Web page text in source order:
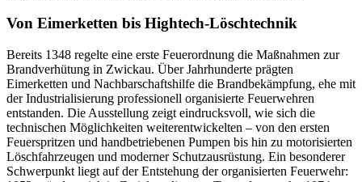
Von Eimerketten bis Hightech-Löschtechnik
Bereits 1348 regelte eine erste Feuerordnung die Maßnahmen zur
Brandverhütung in Zwickau. Über Jahrhunderte prägten
Eimerketten und Nachbarschaftshilfe die Brandbekämpfung, ehe mit
der Industrialisierung professionell organisierte Feuerwehren
entstanden. Die Ausstellung zeigt eindrucksvoll, wie sich die
technischen Möglichkeiten weiterentwickelten – von den ersten
Feuerspritzen und handbetriebenen Pumpen bis hin zu motorisierten
Löschfahrzeugen und moderner Schutzausrüstung. Ein besonderer
Schwerpunkt liegt auf der Entstehung der organisierten Feuerwehr: